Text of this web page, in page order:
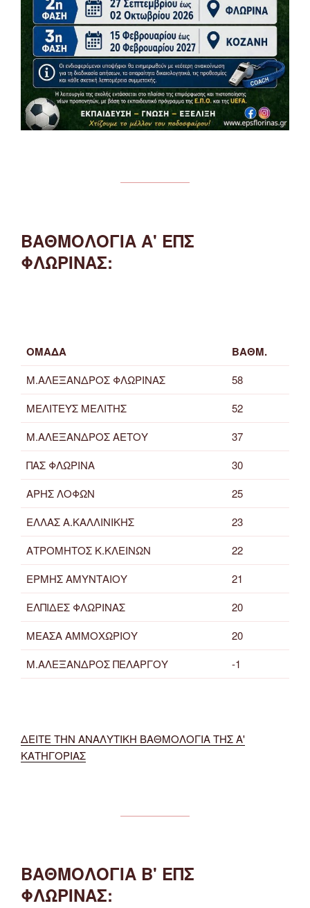
ΒΑΘΜΟΛΟΓΙΑ Α' ΕΠΣ
ΦΛΩΡΙΝΑΣ:
ΟΜΑΔΑ ΒΑΘΜ.
Μ.ΑΛΕΞΑΝΔΡΟΣ ΦΛΩΡΙΝΑΣ
58
ΜΕΛΙΤΕΥΣ ΜΕΛΙΤΗΣ
52
Μ.ΑΛΕΞΑΝΔΡΟΣ ΑΕΤΟΥ
37
ΠΑΣ ΦΛΩΡΙΝΑ
30
ΑΡΗΣ ΛΟΦΩΝ
25
ΕΛΛΑΣ Α.ΚΑΛΛΙΝΙΚΗΣ
23
ΑΤΡΟΜΗΤΟΣ Κ.ΚΛΕΙΝΩΝ
22
ΕΡΜΗΣ ΑΜΥΝΤΑΙΟΥ
21
ΕΛΠΙΔΕΣ ΦΛΩΡΙΝΑΣ
20
ΜΕΑΣΑ ΑΜΜΟΧΩΡΙΟΥ
20
Μ.ΑΛΕΞΑΝΔΡΟΣ ΠΕΛΑΡΓΟΥ
-1
ΔΕΙΤΕ ΤΗΝ ΑΝΑΛΥΤΙΚΗ ΒΑΘΜΟΛΟΓΙΑ ΤΗΣ Α'
ΚΑΤΗΓΟΡΙΑΣ
ΒΑΘΜΟΛΟΓΙΑ Β' ΕΠΣ
ΦΛΩΡΙΝΑΣ: